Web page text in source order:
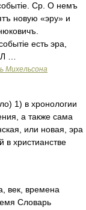
Ср. О немъ
новую «эру» и
есть эра,
…
Михельсона
1) в хронологии
а также сама
или новая, эра
в христианстве
век, времена
Словарь